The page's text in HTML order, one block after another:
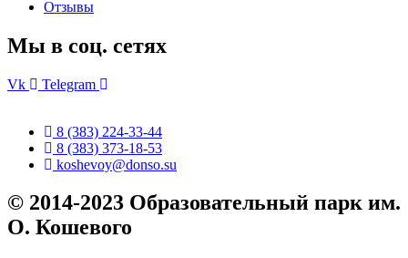
Отзывы
Мы в соц. сетях
Vk Telegram
8 (383) 224-33-44
8 (383) 373-18-53
koshevoy@donso.su
© 2014-2023 Образовательный парк им.
О. Кошевого